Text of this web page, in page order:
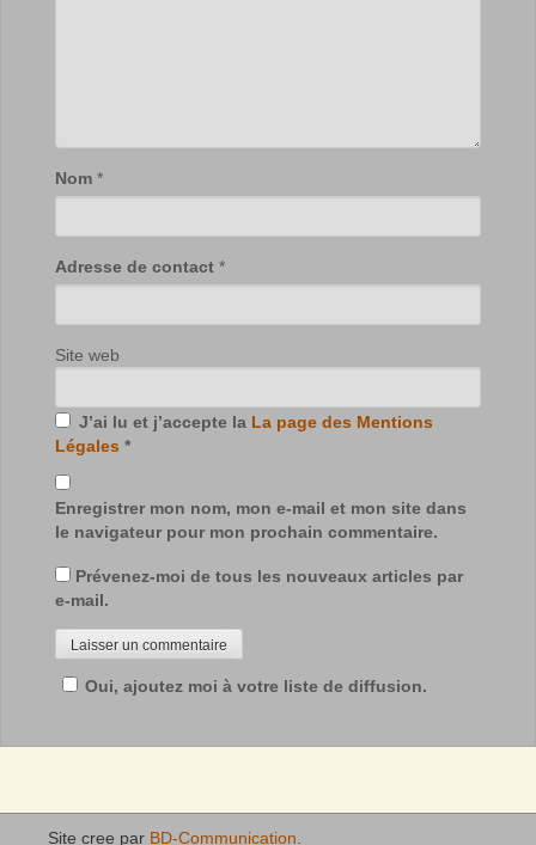
Nom *
Adresse de contact *
Site web
J’ai lu et j’accepte la La page des Mentions
Légales *
Enregistrer mon nom, mon e-mail et mon site dans
le navigateur pour mon prochain commentaire.
Prévenez-moi de tous les nouveaux articles par
e-mail.
Oui, ajoutez moi à votre liste de diffusion.
Site cree par BD-Communication